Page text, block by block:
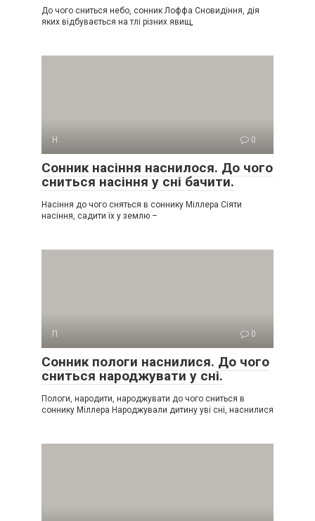
До чого сниться небо, сонник Лоффа Сновидіння, дія
яких відбувається на тлі різних явищ,
Н 0
Сонник насіння наснилося. До чого
сниться насіння у сні бачити.
Насіння до чого сняться в соннику Міллера Сіяти
насіння, садити їх у землю –
П 0
Сонник пологи наснилися. До чого
сниться народжувати у сні.
Пологи, народити, народжувати до чого сниться в
соннику Міллера Народжували дитину уві сні, наснилися